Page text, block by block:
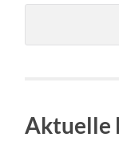
Aktuelle